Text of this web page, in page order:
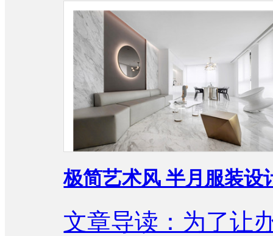
极简艺术风 半月服装设
文章导读：为了让